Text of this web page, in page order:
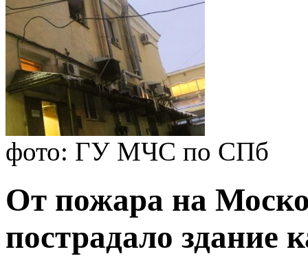
фото: ГУ МЧС по СПб
От пожара на
пострадало здание